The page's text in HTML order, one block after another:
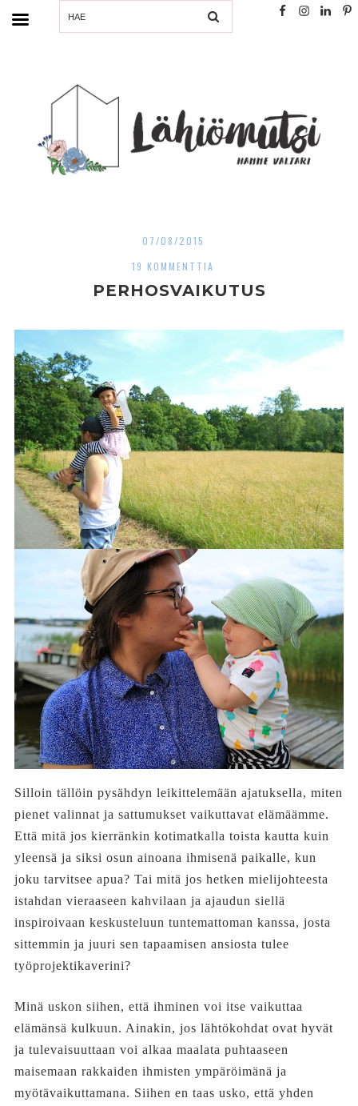
SEARCH
07/08/2015
19 KOMMENTTIA
PERHOSVAIKUTUS
Silloin tällöin pysähdyn leikittelemään ajatuksella, miten
pienet valinnat ja sattumukset vaikuttavat elämäämme.
Että mitä jos kierränkin kotimatkalla toista kautta kuin
yleensä ja siksi osun ainoana ihmisenä paikalle, kun
joku tarvitsee apua? Tai mitä jos hetken mielijohteesta
istahdan vieraaseen kahvilaan ja ajaudun siellä
inspiroivaan keskusteluun tuntemattoman kanssa, josta
sittemmin ja juuri sen tapaamisen ansiosta tulee
työprojektikaverini?
Minä uskon siihen, että ihminen voi itse vaikuttaa
elämänsä kulkuun. Ainakin, jos lähtökohdat ovat hyvät
ja tulevaisuuttaan voi alkaa maalata puhtaaseen
maisemaan rakkaiden ihmisten ympäröimänä ja
myötävaikuttamana. Siihen en taas usko, että yhden